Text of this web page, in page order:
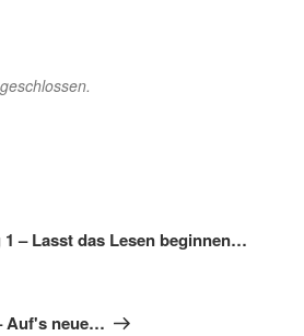
1 – Lasst das Lesen beginnen…
Auf's neue…